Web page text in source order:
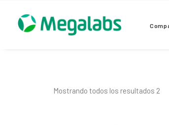
Mostrando todos los resultados 2